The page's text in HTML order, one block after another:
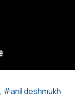
anil deshmukh